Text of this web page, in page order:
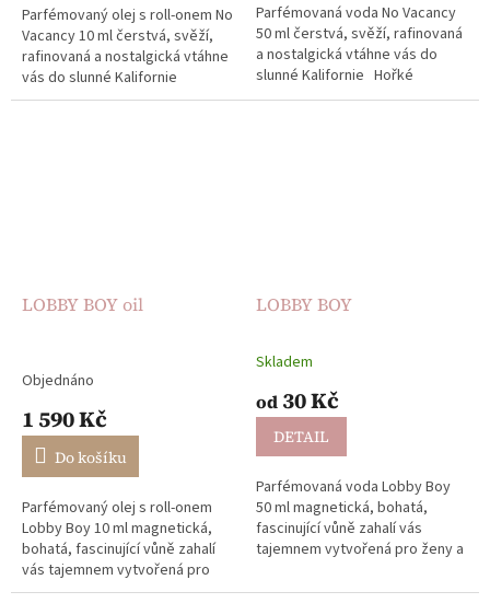
Parfémovaný olej s roll-onem No
Vacancy 10 ml čerstvá, svěží,
rafinovaná a nostalgická vtáhne
vás do slunné Kalifornie
dlouhotrvající výdrž ideální do
Parfémovaná voda No Vacancy
50 ml čerstvá, svěží, rafinovaná
a nostalgická vtáhne vás do
slunné Kalifornie Hořké
pomelo, jemná směs svěžích
LOBBY BOY oil
Objednáno
1 590 Kč
Do košíku
Parfémovaný olej s roll-onem
Lobby Boy 10 ml magnetická,
bohatá, fascinující vůně zahalí
vás tajemnem vytvořená pro
ženy a muže dlouhotrvající
LOBBY BOY
Průměrné
produktu
5,0
5
hvězdiček.
Skladem
od 30 Kč
DETAIL
Parfémovaná voda Lobby Boy
50 ml magnetická, bohatá,
fascinující vůně zahalí vás
tajemnem vytvořená pro ženy a
návykovým parfémem, který